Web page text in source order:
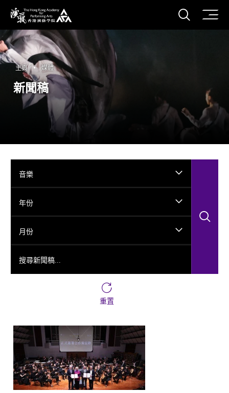
香港演藝學院
打開
主頁 媒體
新聞稿
音樂
年份
月份
重置